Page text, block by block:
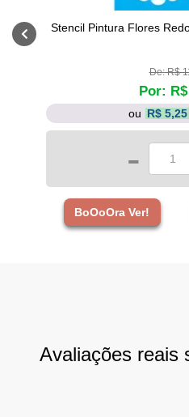
Stencil Pintura Flores
De: R$
Por:
ou R$ 5,25
-
BoOoOra Ver!
Avaliações reais